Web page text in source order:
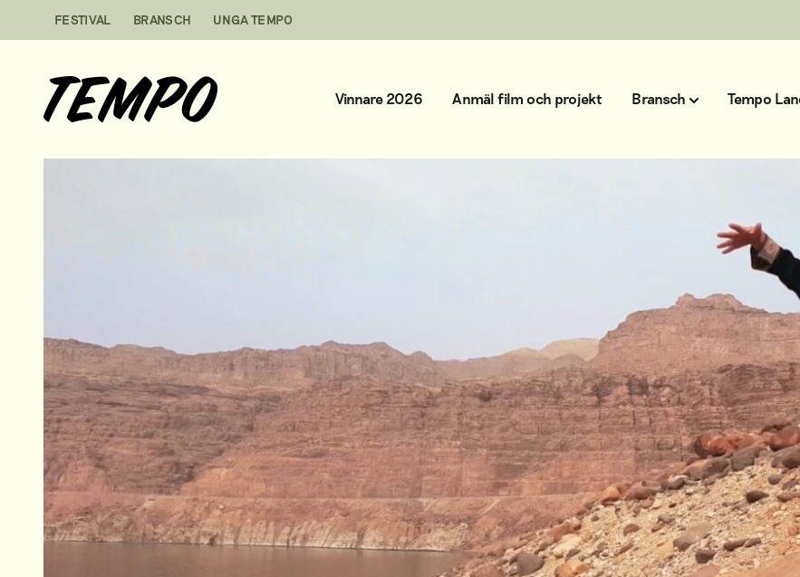
FESTIVAL BRANSCH UNGA TEMPO
Vinnare 2026 Anmäl film och projekt Bransch Tempo